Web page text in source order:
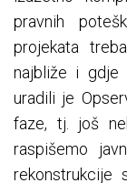
pravnih
projekata
najbliže i gdje
uradili je
faze, tj. još
raspišemo
rekonstrukcije